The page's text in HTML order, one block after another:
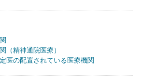
（精神通院医療）
医の配置されている医療機関